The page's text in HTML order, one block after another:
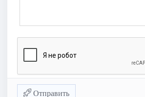
Отправить